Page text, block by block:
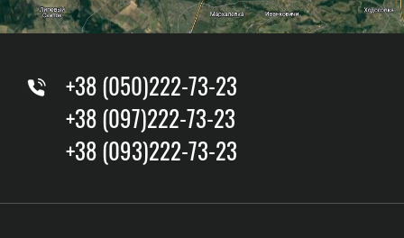
+38 (050)222-73-23
+38 (097)222-73-23
+38 (093)222-73-23